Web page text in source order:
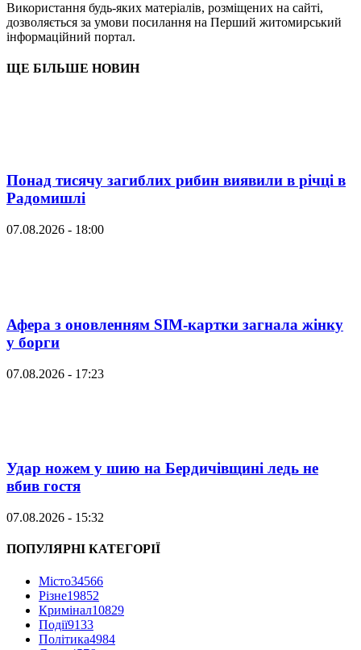
Використання будь-яких матеріалів, розміщених на сайті,
дозволяється за умови посилання на Перший житомирський
інформаційний портал.
ЩЕ БІЛЬШЕ НОВИН
Понад тисячу загиблих рибин виявили в річці в
Радомишлі
07.08.2026 - 18:00
Афера з оновленням SIM-картки загнала жінку
у борги
07.08.2026 - 17:23
Удар ножем у шию на Бердичівщині ледь не
вбив гостя
07.08.2026 - 15:32
ПОПУЛЯРНІ КАТЕГОРІЇ
Місто34566
Різне19852
Кримінал10829
Події9133
Політика4984